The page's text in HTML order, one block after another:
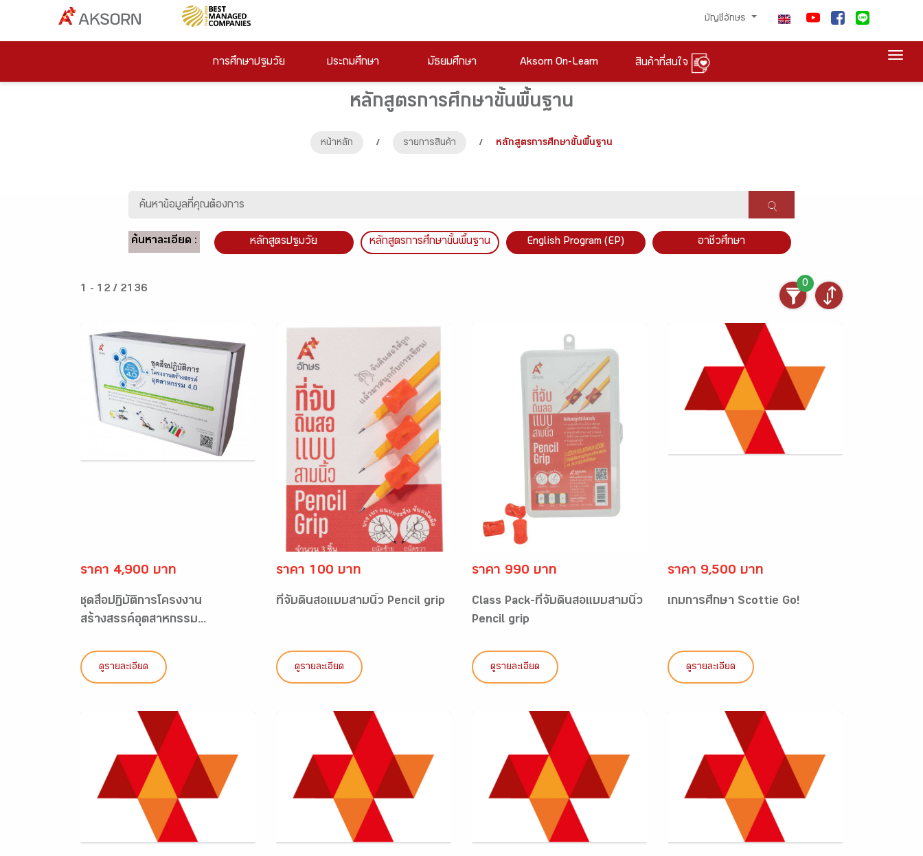
บัญชีอักษร
การศึกษาปฐมวัย ประถมศึกษา มัธยมศึกษา Aksorn On-Learn สินค้าที่สนใจ
หลักสูตรการศึกษาขั้นพื้นฐาน
หน้าหลัก / รายการสินค้า / หลักสูตรการศึกษาขั้นพื้นฐาน
ค้นหาละเอียด : หลักสูตรปฐมวัย หลักสูตรการศึกษาขั้นพื้นฐาน English Program (EP) อาชีวศึกษา
1 - 12 / 2136
0
ราคา 4,900 บาท
ชุดสื่อปฏิบัติการโครงงาน
สร้างสรรค์อุตสาหกรรม...
ดูรายละเอียด
ราคา 100 บาท
ที่จับดินสอแบบสามนิ้ว Pencil grip
ดูรายละเอียด
ราคา 990 บาท
Class Pack-ที่จับดินสอแบบสามนิ้ว
Pencil grip
ดูรายละเอียด
ราคา 9,500 บาท
เกมการศึกษา Scottie Go!
ดูรายละเอียด